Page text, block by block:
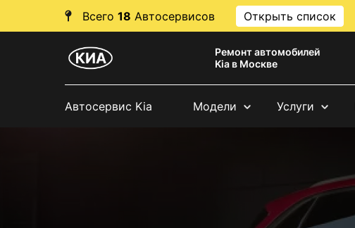
Всего 18 Автосервисов Открыть список
Ремонт автомобилей
Kia в Москве
Автосервис Kia Модели Услуги